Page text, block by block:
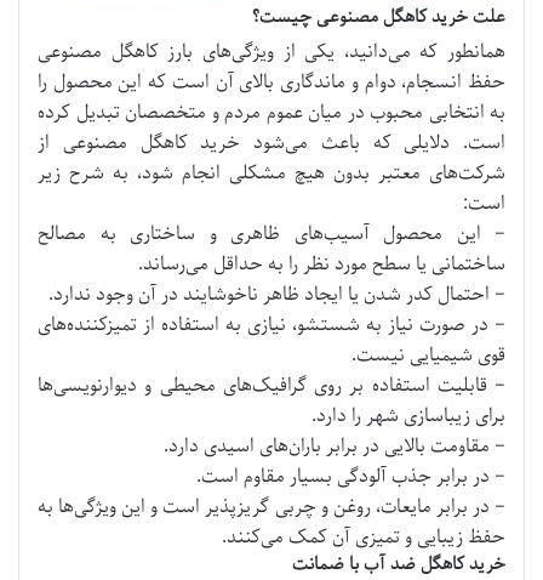
علت خرید کاهگل مصنوعی چیست؟
همانطور که می‌دانید، یکی از ویژگی‌های بارز کاهگل مصنوعی
حفظ انسجام، دوام و ماندگاری بالای آن است که این محصول را
به انتخابی محبوب در میان عموم مردم و متخصصان تبدیل کرده
است. دلایلی که باعث می‌شود خرید کاهگل مصنوعی از
شرکت‌های معتبر بدون هیچ مشکلی انجام شود، به شرح زیر
است:
– این محصول آسیب‌های ظاهری و ساختاری به مصالح
ساختمانی یا سطح مورد نظر را به حداقل می‌رساند.
– احتمال کدر شدن یا ایجاد ظاهر ناخوشایند در آن وجود ندارد.
– در صورت نیاز به شستشو، نیازی به استفاده از تمیزکننده‌های
قوی شیمیایی نیست.
– قابلیت استفاده بر روی گرافیک‌های محیطی و دیوارنویسی‌ها
برای زیباسازی شهر را دارد.
– مقاومت بالایی در برابر باران‌های اسیدی دارد.
– در برابر جذب آلودگی بسیار مقاوم است.
– در برابر مایعات، روغن و چربی گریزپذیر است و این ویژگی‌ها به
حفظ زیبایی و تمیزی آن کمک می‌کنند.
خرید کاهگل ضد آب با ضمانت